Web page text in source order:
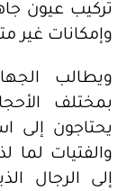
تركيب عيون
وإمكانات غير
ويطالب
بمختلف
يحتاجون إلى
والفتيات لما
إلى الرجال